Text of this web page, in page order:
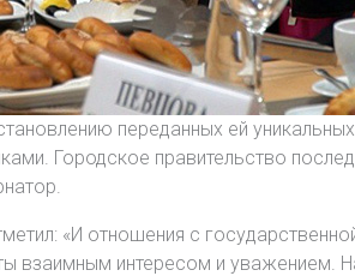
переданных ей
Городское правительство
«И отношения с
взаимным интересом и